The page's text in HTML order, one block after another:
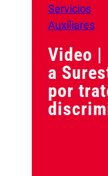
Servicios
Auxiliares
Video |
a
por